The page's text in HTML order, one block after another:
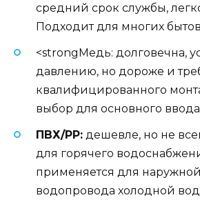
средний срок службы,
Подходит для многих
<strongМедь: долговечна,
давлению, но дороже и
квалифицированного
выбор для основного
ПВХ/PP: дешевле, но не
для горячего
применяется для
водопровода холодной